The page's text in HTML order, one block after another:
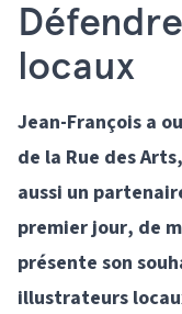
locaux
Jean-François a
de la Rue des
aussi un
premier jour, de
présente son
illustrateurs